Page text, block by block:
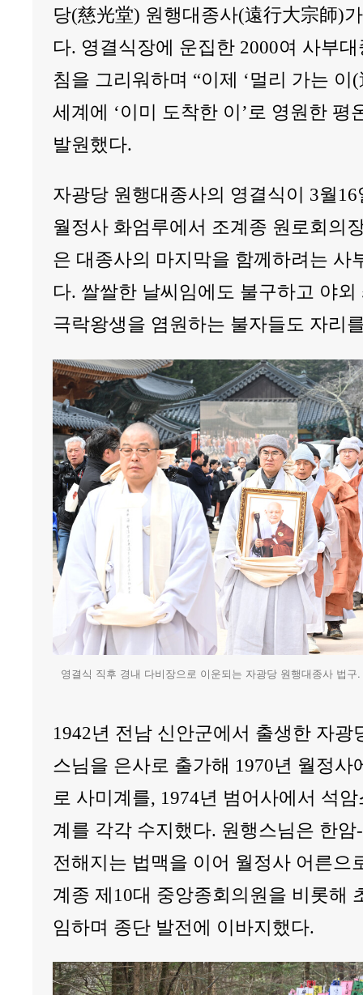
당(慈光堂) 원행대종사(遠行大宗師)
다. 영결식장에 운집한 2000여 사부
침을 그리워하며 “이제 ‘멀리 가는 이
세계에 ‘이미 도착한 이’로 영원한 평
발원했다.
자광당 원행대종사의 영결식이 3월
월정사 화엄루에서 조계종 원로회의
은 대종사의 마지막을 함께하려는 사
다. 쌀쌀한 날씨임에도 불구하고 야
극락왕생을 염원하는 불자들도 자리
영결식 직후 경내 다비장으로 이운되는 자광당 원행대종사 법구.
1942년 전남 신안군에서 출생한 자광
스님을 은사로 출가해 1970년 월정사
로 사미계를, 1974년 범어사에서 석
계를 각각 수지했다. 원행스님은 한
전해지는 법맥을 이어 월정사 어른으
계종 제10대 중앙종회의원을 비롯해
임하며 종단 발전에 이바지했다.